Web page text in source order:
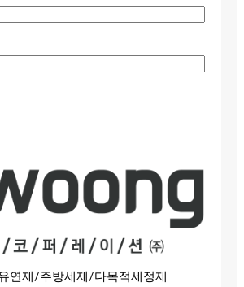
연제/주방세제/다목적세정제